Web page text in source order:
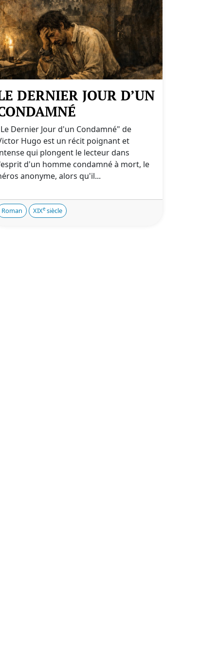
DERNIER JOUR D’UN
Dernier Jour d'un Condamné" de
Hugo est un récit poignant et
qui plongent le lecteur dans
d'un homme condamné à mort, le
anonyme, alors qu'il...
Roman XIXe siècle